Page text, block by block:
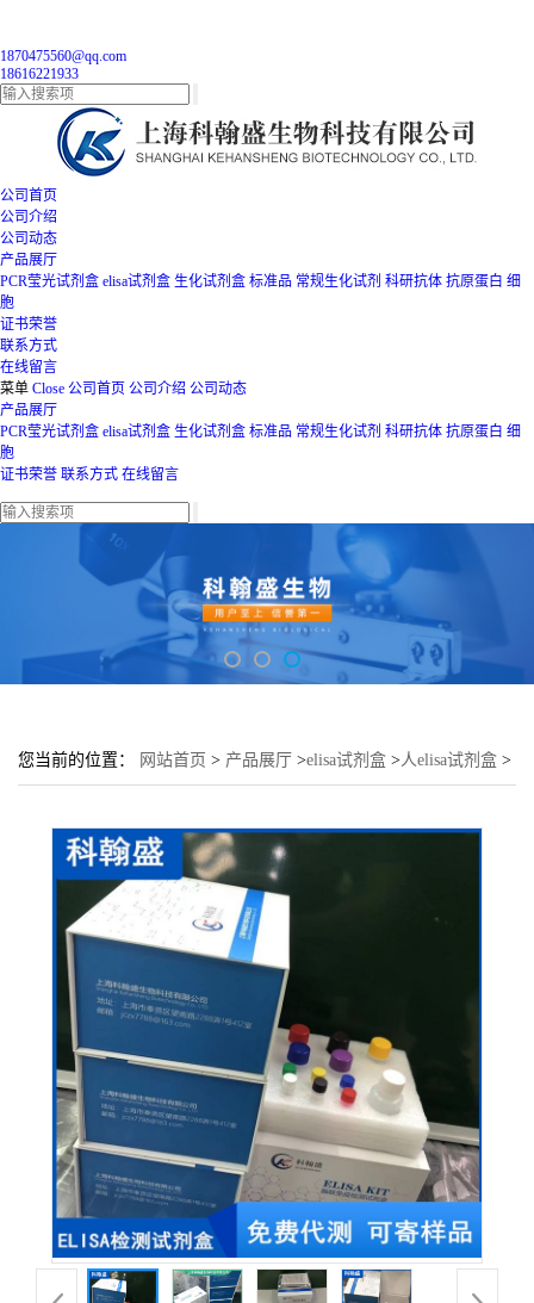
1870475560@qq.com
18616221933
公司首页
公司介绍
公司动态
产品展厅
PCR莹光试剂盒 elisa试剂盒 生化试剂盒 标准品 常规生化试剂 科研抗体 抗原蛋白 细
胞
证书荣誉
联系方式
在线留言
菜单 Close 公司首页 公司介绍 公司动态
产品展厅
PCR莹光试剂盒 elisa试剂盒 生化试剂盒 标准品 常规生化试剂 科研抗体 抗原蛋白 细
胞
证书荣誉 联系方式 在线留言
您当前的位置： 网站首页 > 产品展厅 >elisa试剂盒 >人elisa试剂盒 >